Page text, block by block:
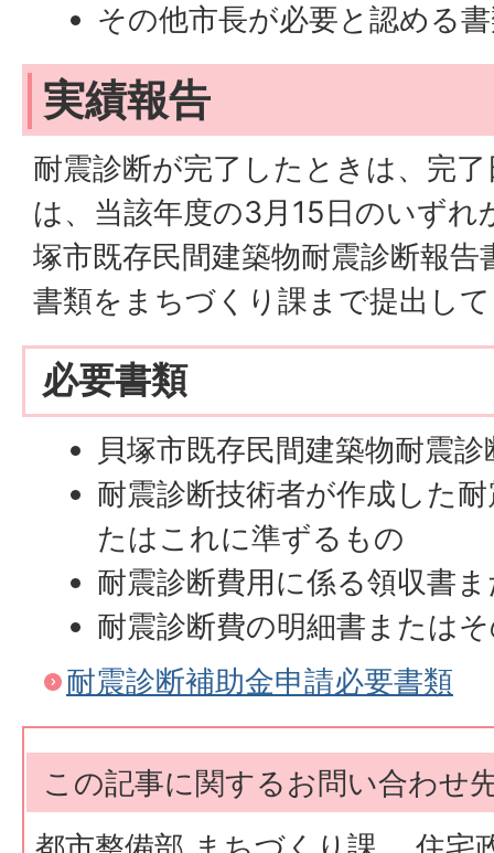
その他市長が必要と認める
実績報告
耐震診断が完了したときは、完
は、当該年度の3月15日のいずれ
塚市既存民間建築物耐震診断報
書類をまちづくり課まで提出し
必要書類
貝塚市既存民間建築物耐震
耐震診断技術者が作成した
たはこれに準ずるもの
耐震診断費用に係る領収書
耐震診断費の明細書または
耐震診断補助金申請必要書類
この記事に関するお問い合わせ